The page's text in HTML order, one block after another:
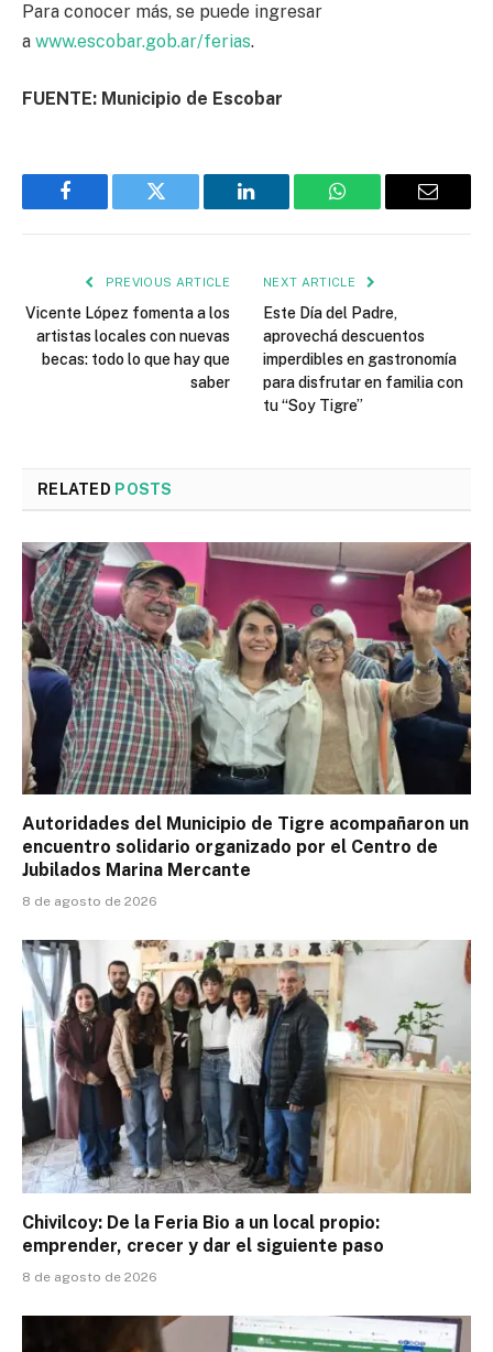
Para conocer más, se puede ingresar
a www.escobar.gob.ar/ferias.
FUENTE: Municipio de Escobar
Facebook Twitter LinkedIn WhatsApp Email
PREVIOUS ARTICLE
Vicente López fomenta a los
artistas locales con nuevas
becas: todo lo que hay que
saber
NEXT ARTICLE
Este Día del Padre,
aprovechá descuentos
imperdibles en gastronomía
para disfrutar en familia con
tu “Soy Tigre”
RELATED POSTS
Autoridades del Municipio de Tigre acompañaron un
encuentro solidario organizado por el Centro de
Jubilados Marina Mercante
8 de agosto de 2026
Chivilcoy: De la Feria Bio a un local propio:
emprender, crecer y dar el siguiente paso
8 de agosto de 2026